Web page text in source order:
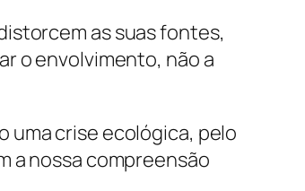
as suas fontes,
o envolvimento, não a
uma crise ecológica, pelo
a nossa compreensão